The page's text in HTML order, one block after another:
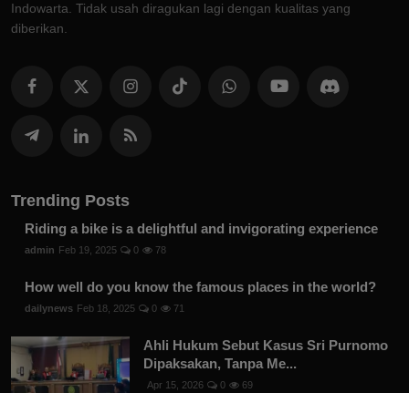
Indowarta. Tidak usah diragukan lagi dengan kualitas yang
diberikan.
Trending Posts
Riding a bike is a delightful and invigorating experience
admin Feb 19, 2025 0 78
How well do you know the famous places in the world?
dailynews Feb 18, 2025 0 71
Ahli Hukum Sebut Kasus Sri Purnomo
Dipaksakan, Tanpa Me...
Apr 15, 2026 0 69